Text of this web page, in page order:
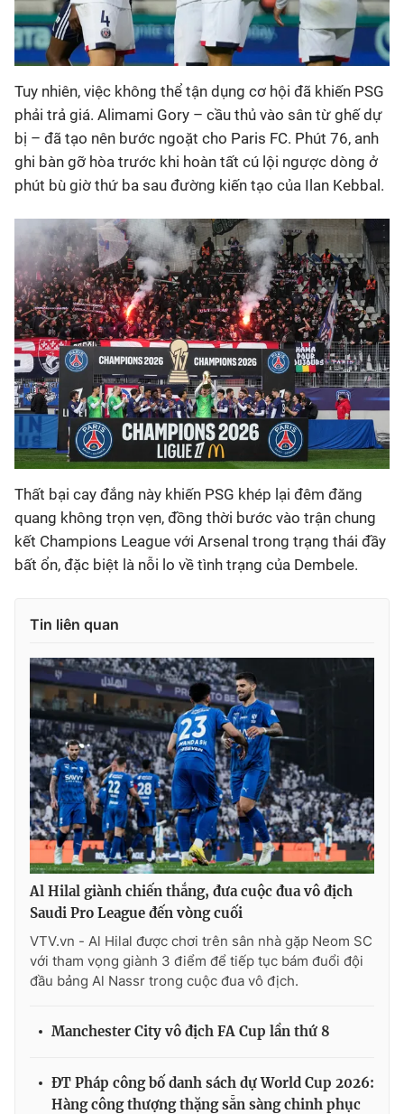
Tuy nhiên, việc không thể tận dụng cơ hội đã khiến PSG
phải trả giá. Alimami Gory – cầu thủ vào sân từ ghế dự
bị – đã tạo nên bước ngoặt cho Paris FC. Phút 76, anh
ghi bàn gỡ hòa trước khi hoàn tất cú lội ngược dòng ở
phút bù giờ thứ ba sau đường kiến tạo của Ilan Kebbal.
Thất bại cay đắng này khiến PSG khép lại đêm đăng
quang không trọn vẹn, đồng thời bước vào trận chung
kết Champions League với Arsenal trong trạng thái đầy
bất ổn, đặc biệt là nỗi lo về tình trạng của Dembele.
Tin liên quan
Al Hilal giành chiến thắng, đưa cuộc đua vô địch
Saudi Pro League đến vòng cuối
VTV.vn - Al Hilal được chơi trên sân nhà gặp Neom SC
với tham vọng giành 3 điểm để tiếp tục bám đuổi đội
đầu bảng Al Nassr trong cuộc đua vô địch.
Manchester City vô địch FA Cup lần thứ 8
ĐT Pháp công bố danh sách dự World Cup 2026:
Hàng công thượng thặng sẵn sàng chinh phục